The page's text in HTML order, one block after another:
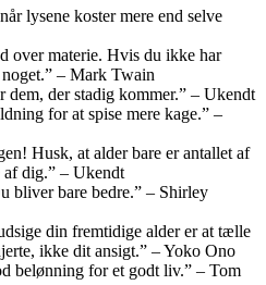
lysene koster mere end selve
over materie. Hvis du ikke har
– Mark Twain
dem, der stadig kommer.” – Ukendt
for at spise mere kage.” –
Husk, at alder bare er antallet af
dig.” – Ukendt
bliver bare bedre.” – Shirley
din fremtidige alder er at tælle
ikke dit ansigt.” – Yoko Ono
belønning for et godt liv.” – Tom